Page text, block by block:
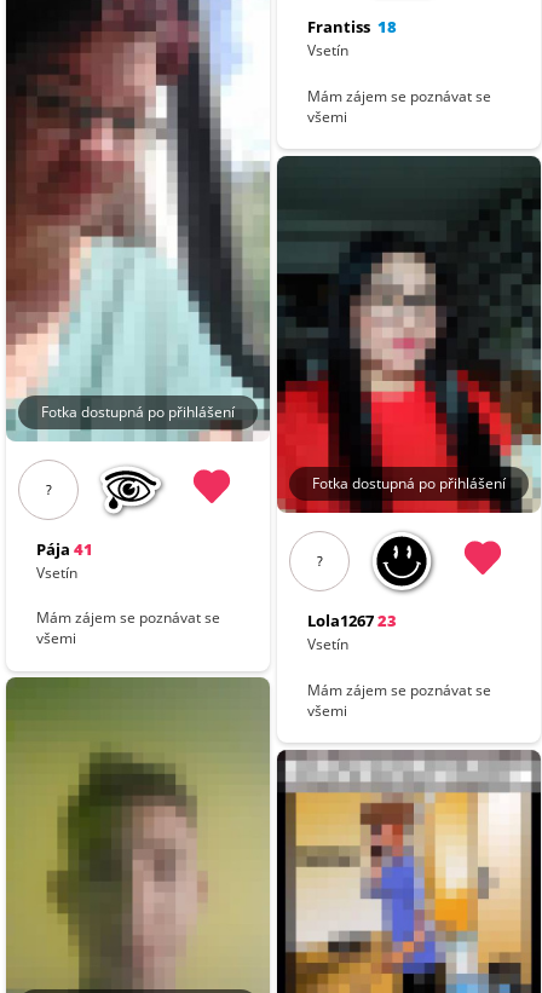
Fotka dostupná po přihlášení
?
Pája 41
Vsetín
Mám zájem se poznávat se
všemi
Frantiss 18
Vsetín
Mám zájem se poznávat se
všemi
Fotka dostupná po přihlášení
?
Lola126723
Vsetín
Mám zájem se poznávat se
všemi